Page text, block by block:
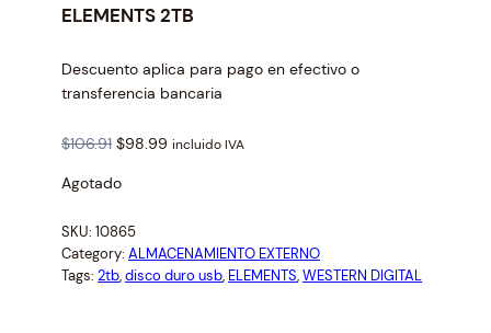
ELEMENTS 2TB
Descuento aplica para pago en efectivo o
transferencia bancaria
$106.91 O
i
i
n
a
$98.99 C
n
t
incluido IVA
Agotado
SKU: 10865
Category: ALMACENAMIENTO EXTERNO
Tags: 2tb, disco duro usb, ELEMENTS, WESTERN DIGITAL